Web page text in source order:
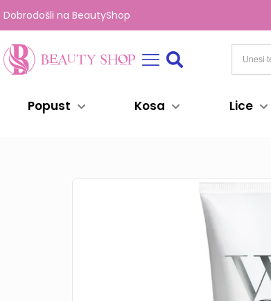
Dobrodošli na BeautyShop
Popust Kosa Lice